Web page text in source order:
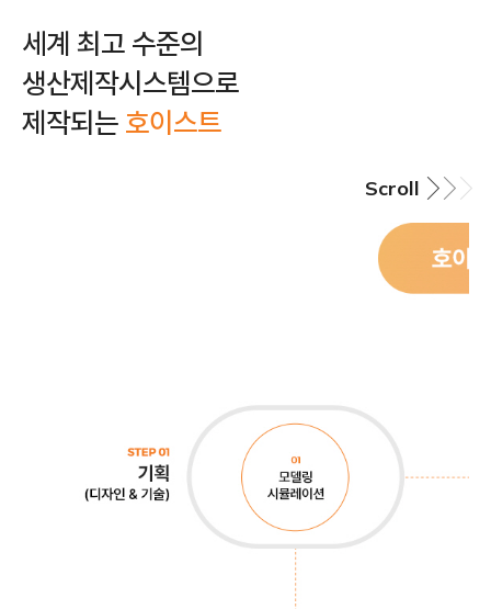
세계 최고 수준의
생산제작시스템으로
제작되는 호이스트
Scroll